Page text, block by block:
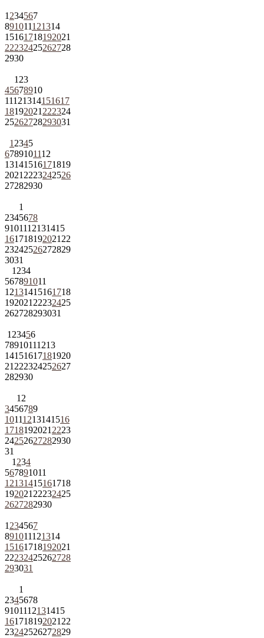
1 234567
891011121314
15161718192021
22232425262728
2930
1 23
45678910
11121314151617
18192021 222324
25262728293031
1 2345
6789101112
13141516171819
2021 2223242526
27282930
1
2345678
9101112131415
161718192021 22
23242526272829
3031
1 234
567891011
12131415161718
192021 22232425
262728293031
1 23456
78910111213
14151617181920
21 222324252627
282930
1 2
3456789
10111213141516
1718192021 2223
24252627282930
31
1 234
567891011
12131415161718
192021 22232425
2627282930
1 234567
891011121314
15161718192021
22232425262728
293031
1
2345678
9101112131415
161718192021 22
23242526272829